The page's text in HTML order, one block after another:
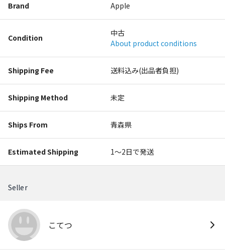
Brand Apple
Condition
中古
About product conditions
Shipping Fee 送料込み(出品者負担)
Shipping Method 未定
Ships From 青森県
Estimated Shipping 1〜2日で発送
Seller
こてつ